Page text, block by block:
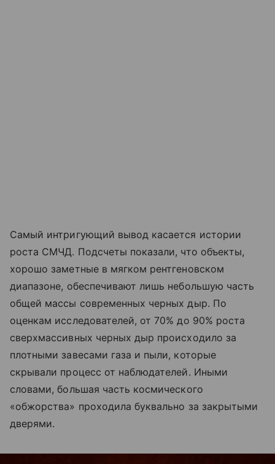
Самый интригующий вывод касается истории
роста СМЧД. Подсчеты показали, что объекты,
хорошо заметные в мягком рентгеновском
диапазоне, обеспечивают лишь небольшую часть
общей массы современных черных дыр. По
оценкам исследователей, от 70% до 90% роста
сверхмассивных черных дыр происходило за
плотными завесами газа и пыли, которые
скрывали процесс от наблюдателей. Иными
словами, большая часть космического
«обжорства» проходила буквально за закрытыми
дверями.